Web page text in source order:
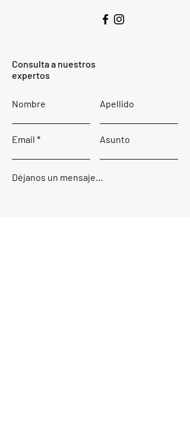
Consulta a nuestros
expertos
Nombre Apellido
Email Asunto
Déjanos un mensaje...